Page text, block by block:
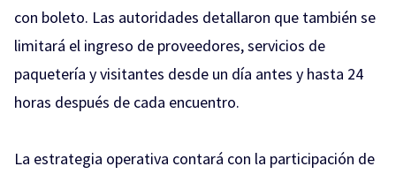
con boleto. Las autoridades detallaron que también se
limitará el ingreso de proveedores, servicios de
paquetería y visitantes desde un día antes y hasta 24
horas después de cada encuentro.
La estrategia operativa contará con la participación de